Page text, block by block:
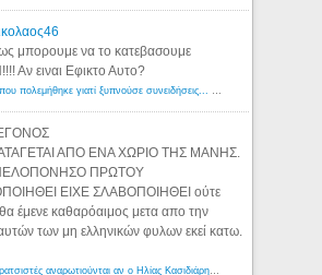
μπορουμε να το κατεβασουμε
Αν ειναι Εφικτο Αυτο?
ΑΠΟ ΕΝΑ ΧΩΡΙΟ ΤΗΣ ΜΑΝΗΣ.
ΠΡΩΤΟΥ
ΕΙΧΕ ΣΛΑΒΟΠΟΙΗΘΕΙ ούτε
έμενε καθαρόαιμος μετα απο την
των μη ελληνικών φυλων εκεί κατω.